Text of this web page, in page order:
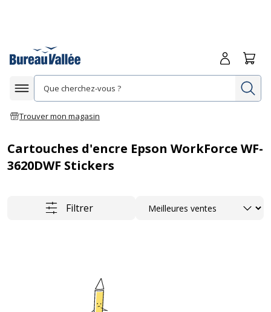
Afficher la navigation
Trouver mon magasin
Me
Cartouches d'encre Epson WorkForce WF-
3620DWF Stickers
Filtrer Trier